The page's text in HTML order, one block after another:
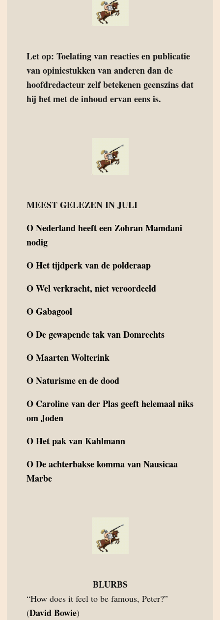
Let op: Toelating van reacties en publicatie
van opiniestukken van anderen dan de
hoofdredacteur zelf betekenen geenszins dat
hij het met de inhoud ervan eens is.
MEEST GELEZEN IN JULI
ONederland heeft een Zohran Mamdani
nodig
OHet tijdperk van de polderaap
OWel verkracht, niet veroordeeld
OGabagool
ODe gewapende tak van Domrechts
OMaarten Wolterink
ONaturisme en de dood
O Caroline van der Plas geeft helemaal niks
om Joden
OHet pak van Kahlmann
ODe achterbakse komma van Nausicaa
Marbe
BLURBS
“How does it feel to be famous, Peter?”
(David Bowie)